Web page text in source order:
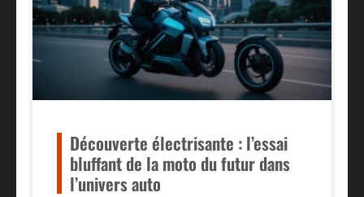
Découverte électrisante : l’essai
bluffant de la moto du futur dans
l’univers auto